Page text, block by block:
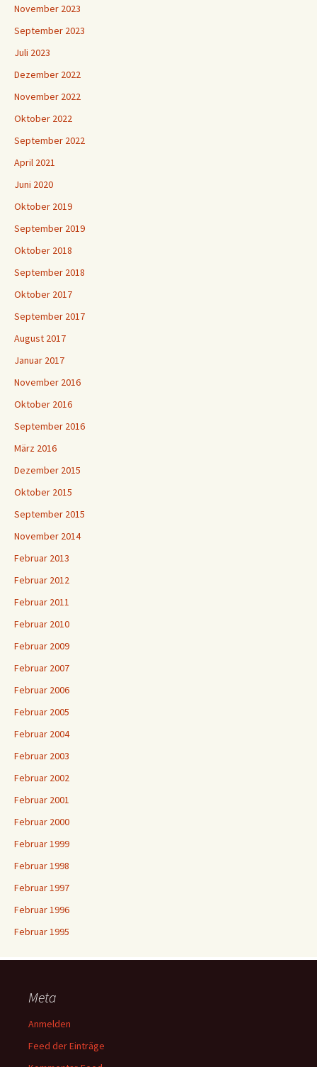
November 2023
September 2023
Juli 2023
Dezember 2022
November 2022
Oktober 2022
September 2022
April 2021
Juni 2020
Oktober 2019
September 2019
Oktober 2018
September 2018
Oktober 2017
September 2017
August 2017
Januar 2017
November 2016
Oktober 2016
September 2016
März 2016
Dezember 2015
Oktober 2015
September 2015
November 2014
Februar 2013
Februar 2012
Februar 2011
Februar 2010
Februar 2009
Februar 2007
Februar 2006
Februar 2005
Februar 2004
Februar 2003
Februar 2002
Februar 2001
Februar 2000
Februar 1999
Februar 1998
Februar 1997
Februar 1996
Februar 1995
Meta
Anmelden
Feed der Einträge